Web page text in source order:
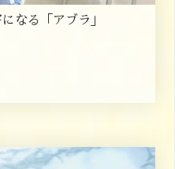
なる「アブラ」